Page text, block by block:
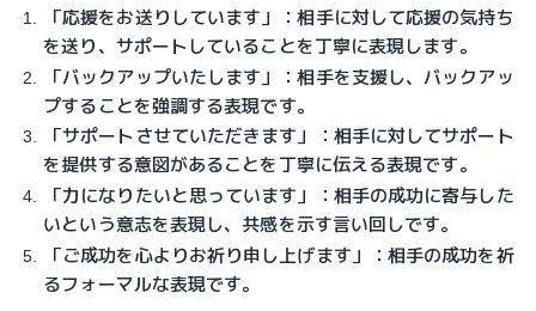
「応援をお送りしています」：相手に対して応援の気持ち
を送り、サポートしていることを丁寧に表現します。
「バックアップいたします」：相手を支援し、バックアッ
プすることを強調する表現です。
「サポートさせていただきます」：相手に対してサポート
を提供する意図があることを丁寧に伝える表現です。
「力になりたいと思っています」：相手の成功に寄与した
いという意志を表現し、共感を示す言い回しです。
「ご成功を心よりお祈り申し上げます」：相手の成功を祈
るフォーマルな表現です。